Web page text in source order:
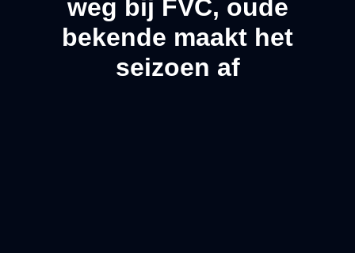
weg bij FVC, oude
bekende maakt het
seizoen af